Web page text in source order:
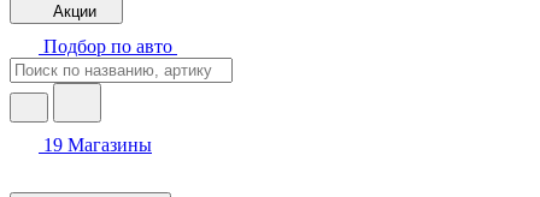
Акции
Подбор по авто
19 Магазины